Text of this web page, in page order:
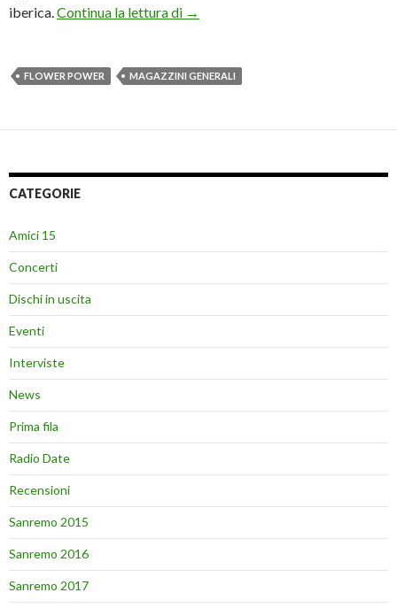
iberica. Continua la lettura di Ai Magazzini Generali arriva
→
FLOWER POWER MAGAZZINI GENERALI
CATEGORIE
Amici 15
Concerti
Dischi in uscita
Eventi
Interviste
News
Prima fila
Radio Date
Recensioni
Sanremo 2015
Sanremo 2016
Sanremo 2017